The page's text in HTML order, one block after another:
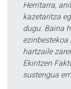
Herritarra,
kazetaritza
dugu. Baina
ezinbestekoa
hartzaile
Ekintzen
sustengua